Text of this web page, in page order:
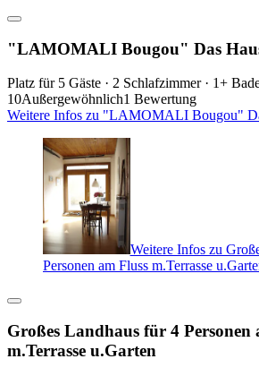
"LAMOMALI Bougou" Das
Platz für 5 Gäste · 2 Schlafzimmer · 1+
10Außergewöhnlich1 Bewertung
Weitere Infos zu "LAMOMALI Bougou"
Weitere Infos zu
Personen am Fluss m.Terrasse
Großes Landhaus für 4 Personen
m.Terrasse u.Garten